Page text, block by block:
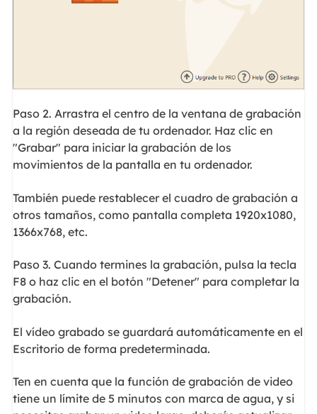
Paso 2. Arrastra el centro de la ventana de grabación
a la región deseada de tu ordenador. Haz clic en
"Grabar" para iniciar la grabación de los
movimientos de la pantalla en tu ordenador.
También puede restablecer el cuadro de grabación a
otros tamaños, como pantalla completa 1920x1080,
1366x768, etc.
Paso 3. Cuando termines la grabación, pulsa la tecla
F8 o haz clic en el botón "Detener" para completar la
grabación.
El vídeo grabado se guardará automáticamente en el
Escritorio de forma predeterminada.
Ten en cuenta que la función de grabación de video
tiene un límite de 5 minutos con marca de agua, y si